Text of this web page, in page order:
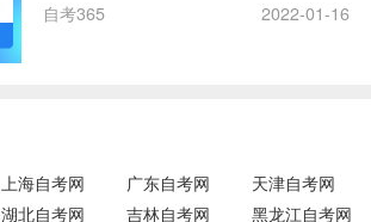
自考365 2022-01-16
上海自考网 广东自考网
天津自考网
湖北自考网 吉林自考网 黑龙江自考网